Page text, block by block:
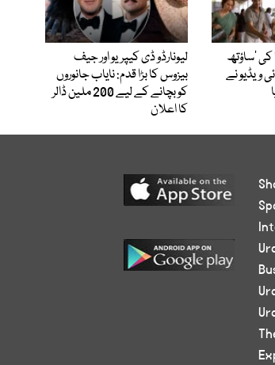
کی ’ساؤتھ
ویڈیو نے
لیونارڈو ڈی کیپریو اور جیف
بیزوس کا بڑا قدم: نایاب جانوروں
کو بچانے کے لیے 200 ملین ڈالر
کا اعلان